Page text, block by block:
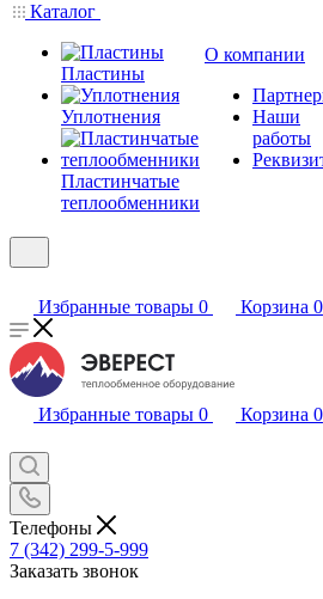
Каталог
Пластины
Уплотнения
Пластинчатые
теплообменники
О компании
Наши
работы
Избранные товары 0 Корзина 0
Избранные товары 0 Корзина 0
Телефоны
7 (342) 299-5-999
Заказать звонок